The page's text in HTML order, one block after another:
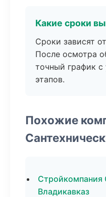
Какие сроки
Сроки зависят
После осмотра
точный график с
этапов.
Похожие
Владикавказ